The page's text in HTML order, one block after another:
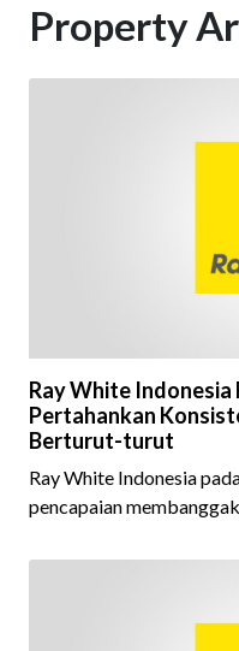
Property
Ray White Indonesia
Pertahankan
Berturut-turut
Ray White Indonesia
pencapaian
ini menjadi semakin
tahun berturut-turut,